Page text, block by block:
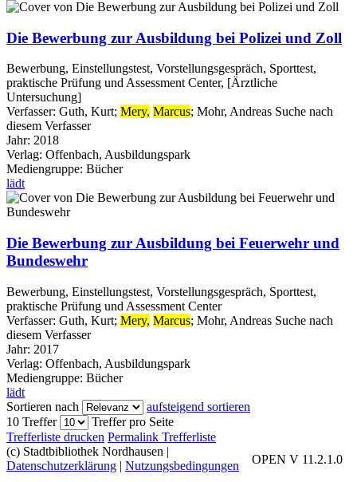
Die Bewerbung zur Ausbildung bei Polizei und Zoll
Bewerbung, Einstellungstest, Vorstellungsgespräch, Sporttest,
praktische Prüfung und Assessment Center, [Ärztliche
Untersuchung]
Verfasser: Guth, Kurt; Mery, Marcus; Mohr, Andreas Suche nach
diesem Verfasser
Jahr: 2018
Verlag: Offenbach, Ausbildungspark
Mediengruppe: Bücher
lädt
Die Bewerbung zur Ausbildung bei Feuerwehr und
Bundeswehr
Bewerbung, Einstellungstest, Vorstellungsgespräch, Sporttest,
praktische Prüfung und Assessment Center
Verfasser: Guth, Kurt; Mery, Marcus; Mohr, Andreas Suche nach
diesem Verfasser
Jahr: 2017
Verlag: Offenbach, Ausbildungspark
Mediengruppe: Bücher
lädt
Sortieren nach
aufsteigend sortieren
10 Treffer
Treffer pro Seite
Trefferliste drucken Permalink Trefferliste
OPEN V 11.2.1.0
(c) Stadtbibliothek Nordhausen |
Datenschutzerklärung | Nutzungsbedingungen